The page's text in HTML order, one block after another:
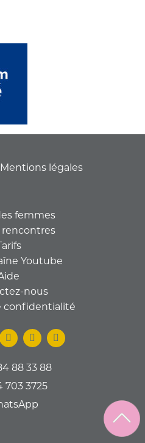
Mentions légales
femmes
rencontres
Youtube
nous
confidentialité
88 33 88
703 3725